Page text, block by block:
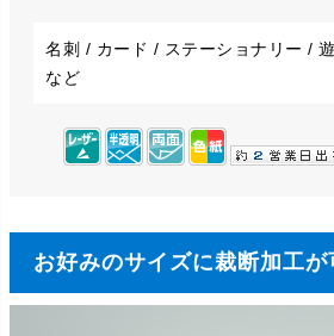
名刺 / カード / ステーショナリー /
など
お好みのサイズに裁断加工が